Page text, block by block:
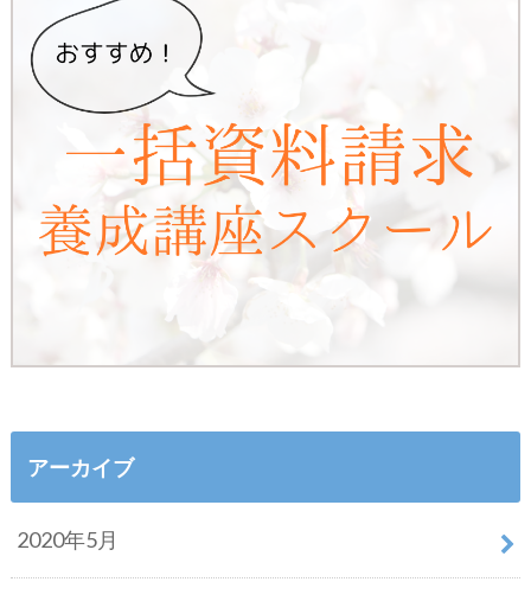
アーカイブ
2020年5月